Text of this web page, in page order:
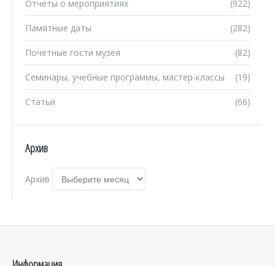
(922)
Отчеты о мероприятиях
(282)
Памятные даты
(82)
Почётные гости музея
(19)
Семинары, учебные программы, мастер-классы
(66)
Статьи
Архив
Архив